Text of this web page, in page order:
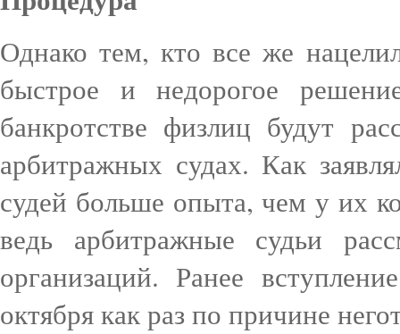
Однако тем, кто все же
быстрое и недорогое
банкротстве физлиц будут
арбитражных судах. Как
судей больше опыта, чем у их
ведь арбитражные судьи
организаций. Ранее
октября как раз по причине